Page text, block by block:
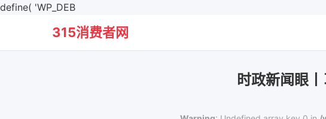
define( 'WP_DEB
315消费者网
时政新闻眼